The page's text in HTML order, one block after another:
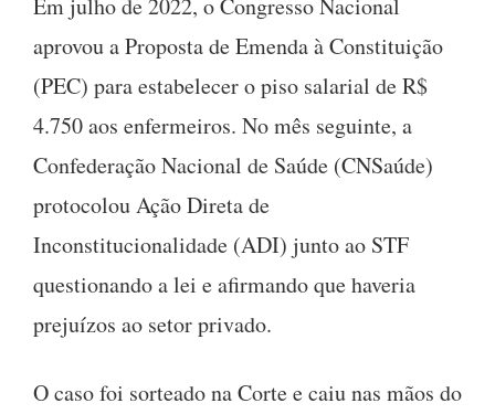
aprovou a Proposta de Emenda à Constituição
(PEC) para estabelecer o piso salarial de R$
4.750 aos enfermeiros. No mês seguinte, a
Confederação Nacional de Saúde (CNSaúde)
protocolou Ação Direta de
Inconstitucionalidade (ADI) junto ao STF
questionando a lei e afirmando que haveria
prejuízos ao setor privado.
O caso foi sorteado na Corte e caiu nas mãos do